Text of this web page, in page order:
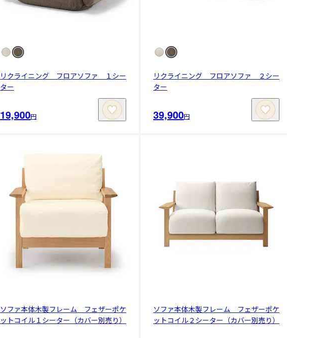
リクライニング フロアソファ １シー
ター
19,900円
リクライニング フロアソファ ２シー
ター
39,900円
ソファ本体木製フレーム フェザーポケ
ットコイル１シーター（カバー別売り）
ソファ本体木製フレーム フェザーポケ
ットコイル２シーター（カバー別売り）